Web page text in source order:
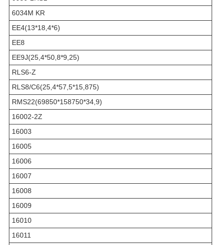
6034M KR
EE4(13*18,4*6)
EE8
EE9J(25,4*50,8*9,25)
RLS6-Z
RLS8/C6(25,4*57,5*15,875)
RMS22(69850*158750*34,9)
16002-2Z
16003
16005
16006
16007
16008
16009
16010
16011